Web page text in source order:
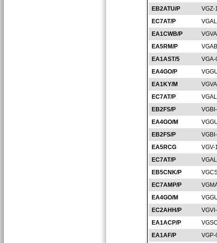
EB2ATU/P
VGZ-
EC7AT/P
EA1CWB/P
EA5RM/P
EA1AST/5
EA4GO/P
EA1KY/M
EC7AT/P
EB2FS/P
EA4GO/M
EB2FS/P
EA5RCG
VGV-
EC7AT/P
EB5CNK/P
EC7AMP/P
EA4GO/M
EC2AHH/P
EA1ACP/P
EA1AF/P